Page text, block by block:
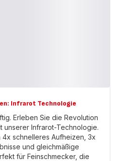
Infrarot Technologie
Erleben Sie die Revolution
unserer Infrarot-Technologie.
schnelleres Aufheizen, 3x
und gleichmäßige
für Feinschmecker, die